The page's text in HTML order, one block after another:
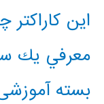
این کاراکتر
معرفي يك
بسته